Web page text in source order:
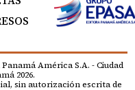
América S.A. - Ciudad
2026.
sin autorización escrita de